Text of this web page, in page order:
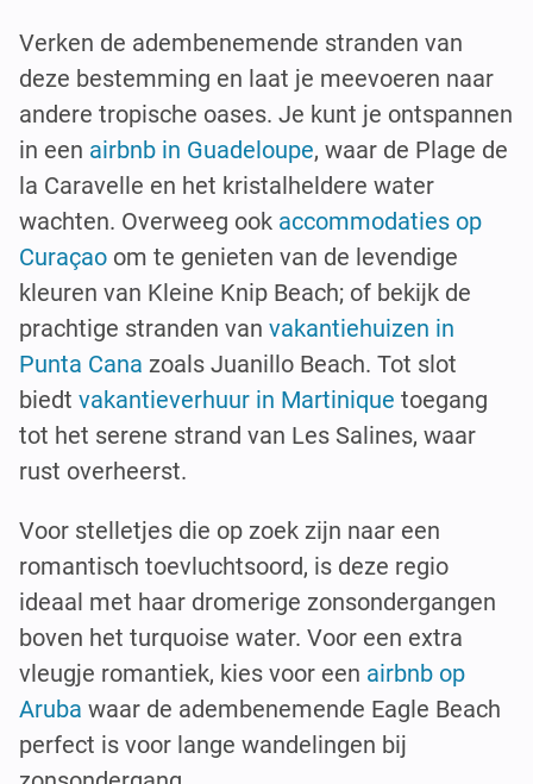
Verken de adembenemende stranden van
deze bestemming en laat je meevoeren naar
andere tropische oases. Je kunt je ontspannen
in een airbnb in Guadeloupe, waar de Plage de
la Caravelle en het kristalheldere water
wachten. Overweeg ook accommodaties op
Curaçao om te genieten van de levendige
kleuren van Kleine Knip Beach; of bekijk de
prachtige stranden van vakantiehuizen in
Punta Cana zoals Juanillo Beach. Tot slot
biedt vakantieverhuur in Martinique toegang
tot het serene strand van Les Salines, waar
rust overheerst.
Voor stelletjes die op zoek zijn naar een
romantisch toevluchtsoord, is deze regio
ideaal met haar dromerige zonsondergangen
boven het turquoise water. Voor een extra
vleugje romantiek, kies voor een airbnb op
Aruba waar de adembenemende Eagle Beach
perfect is voor lange wandelingen bij